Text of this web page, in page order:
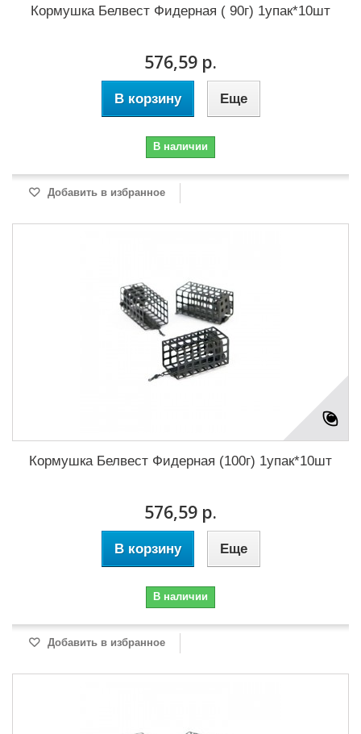
Кормушка Белвест Фидерная ( 90г) 1упак*10шт
576,59 р.
В корзину Еще
В наличии
Добавить в избранное
Кормушка Белвест Фидерная (100г) 1упак*10шт
576,59 р.
В корзину Еще
В наличии
Добавить в избранное